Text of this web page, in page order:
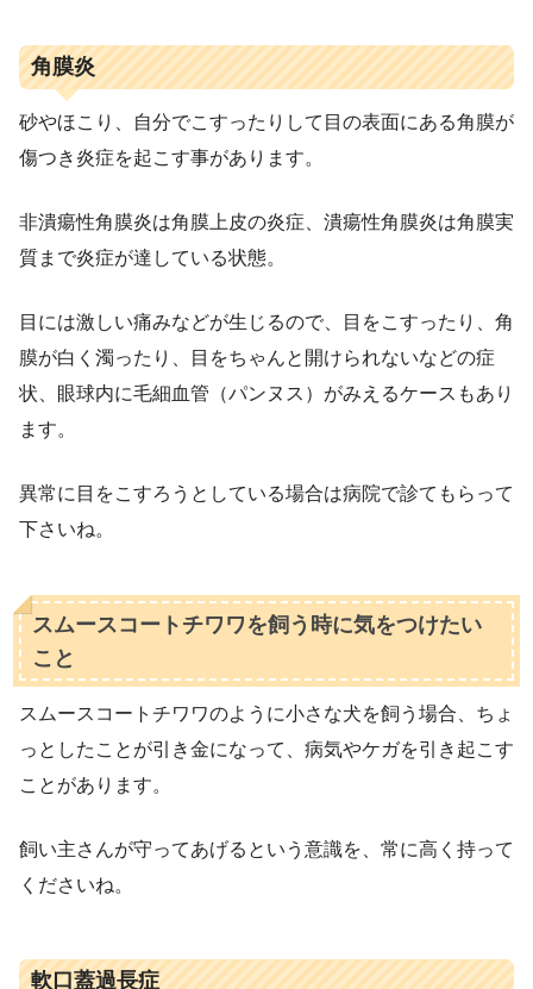
角膜炎
砂やほこり、自分でこすったりして目の表面にある角膜が
傷つき炎症を起こす事があります。
非潰瘍性角膜炎は角膜上皮の炎症、潰瘍性角膜炎は角膜実
質まで炎症が達している状態。
目には激しい痛みなどが生じるので、目をこすったり、角
膜が白く濁ったり、目をちゃんと開けられないなどの症
状、眼球内に毛細血管（パンヌス）がみえるケースもあり
ます。
異常に目をこすろうとしている場合は病院で診てもらって
下さいね。
スムースコートチワワを飼う時に気をつけたい
こと
スムースコートチワワのように小さな犬を飼う場合、ちょ
っとしたことが引き金になって、病気やケガを引き起こす
ことがあります。
飼い主さんが守ってあげるという意識を、常に高く持って
くださいね。
軟口蓋過長症